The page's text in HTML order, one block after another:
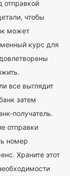
отправкой
чтобы
может
курс для
все выглядит
затем
получатель.
отправки
номер
Храните этот